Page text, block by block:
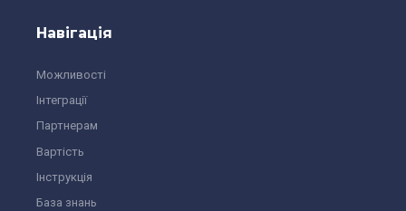
Навігація
Можливості
Інтеграції
Партнерам
Вартість
Інструкція
База знань